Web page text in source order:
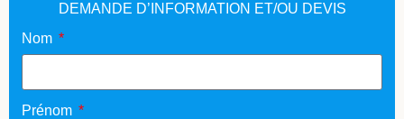
DEMANDE D’INFORMATION ET/OU DEVIS
Nom
Prénom